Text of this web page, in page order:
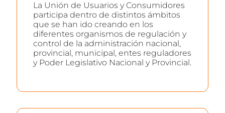
La Unión de Usuarios y Consumidores
participa dentro de distintos ámbitos
que se han ido creando en los
diferentes organismos de regulación y
control de la administración nacional,
provincial, municipal, entes reguladores
y Poder Legislativo Nacional y Provincial.